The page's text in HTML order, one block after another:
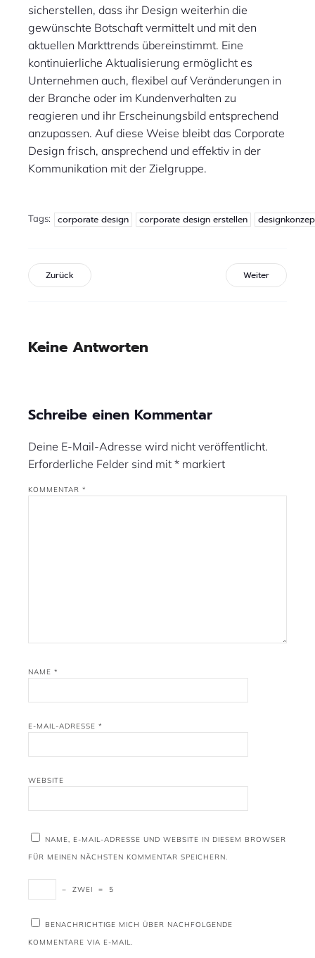
sicherstellen, dass ihr Design weiterhin die
gewünschte Botschaft vermittelt und mit den
aktuellen Markttrends übereinstimmt. Eine
kontinuierliche Aktualisierung ermöglicht es
Unternehmen auch, flexibel auf Veränderungen in
der Branche oder im Kundenverhalten zu
reagieren und ihr Erscheinungsbild entsprechend
anzupassen. Auf diese Weise bleibt das Corporate
Design frisch, ansprechend und effektiv in der
Kommunikation mit der Zielgruppe.
Tags: corporate design corporate design erstellen
Zurück Weiter
Keine Antworten
Schreibe einen Kommentar
Deine E-Mail-Adresse wird nicht veröffentlicht.
Erforderliche Felder sind mit * markiert
KOMMENTAR *
NAME *
E-MAIL-ADRESSE *
WEBSITE
NAME, E-MAIL-ADRESSE UND WEBSITE IN DIESEM BROWSER
FÜR MEINEN NÄCHSTEN KOMMENTAR SPEICHERN.
− ZWEI = 5
BENACHRICHTIGE MICH ÜBER NACHFOLGENDE
KOMMENTARE VIA E-MAIL.